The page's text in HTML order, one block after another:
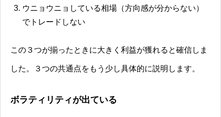
ウニョウニョしている相場（方向感が分からない）
でトレードしない
この３つが揃ったときに大きく利益が獲れると確信しま
した。３つの共通点をもう少し具体的に説明します。
ボラティリティが出ている